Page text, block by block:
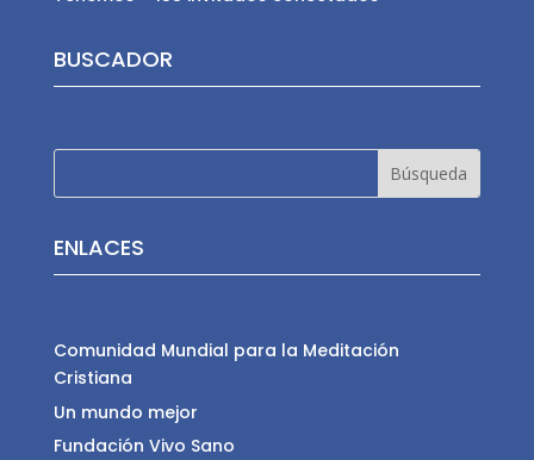
BUSCADOR
ENLACES
Comunidad Mundial para la Meditación
Cristiana
Un mundo mejor
Fundación Vivo Sano